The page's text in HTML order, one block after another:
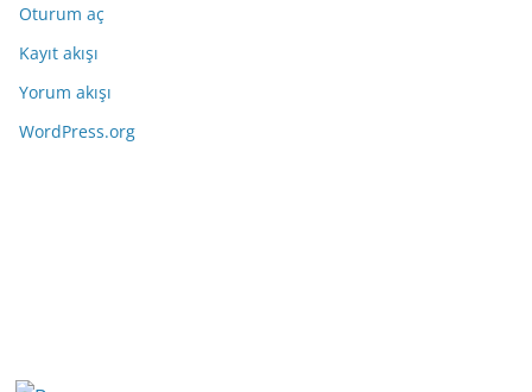
Oturum aç
Kayıt akışı
Yorum akışı
WordPress.org